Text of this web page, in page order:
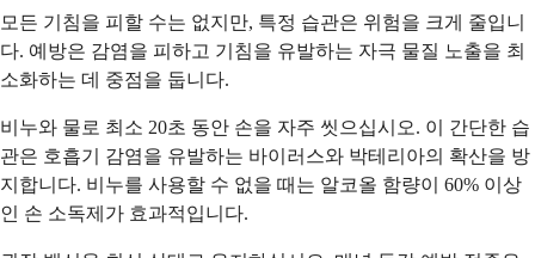
모든 기침을 피할 수는 없지만, 특정 습관은 위험을 크게 줄입니
다. 예방은 감염을 피하고 기침을 유발하는 자극 물질 노출을 최
소화하는 데 중점을 둡니다.
비누와 물로 최소 20초 동안 손을 자주 씻으십시오. 이 간단한 습
관은 호흡기 감염을 유발하는 바이러스와 박테리아의 확산을 방
지합니다. 비누를 사용할 수 없을 때는 알코올 함량이 60% 이상
인 손 소독제가 효과적입니다.